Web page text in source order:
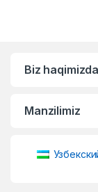
Biz haqimizda
Manzilimiz